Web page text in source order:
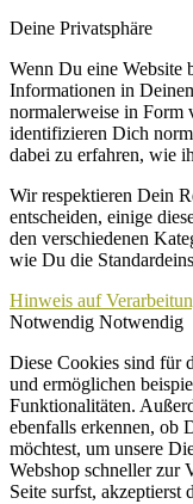
Deine Privatsphäre
Wenn Du eine Website
Informationen in
normalerweise in Form
identifizieren Dich
dabei zu erfahren, wie
Wir respektieren Dein
entscheiden, einige
den verschiedenen
wie Du die
Hinweis auf
Notwendig Notwendig
Diese Cookies sind für
und ermöglichen
Funktionalitäten.
ebenfalls erkennen, ob
möchtest, um unsere
Webshop schneller zur
Seite surfst, akzeptierst